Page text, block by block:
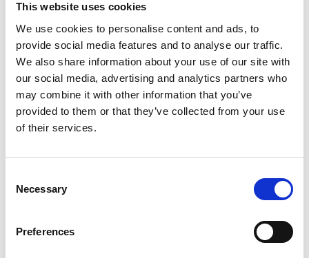
This website uses cookies
We use cookies to personalise content and ads, to
provide social media features and to analyse our traffic.
We also share information about your use of our site with
our social media, advertising and analytics partners who
may combine it with other information that you’ve
provided to them or that they’ve collected from your use
of their services.
Selection
Necessary
Preferences
Productspecificaties
Gewicht
0.003 kg
Voorraad
2